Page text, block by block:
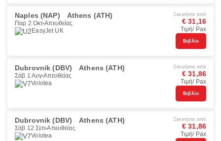
Naples (NAP) Athens (ATH)
Παρ 2 Οκτ Απευθείας
EasyJet UK
Ξεκινήστε από
€ 31,16
Τιμή/ Pax
Βιβλίο
Dubrovnik (DBV) Athens (ATH)
Σάβ 1 Αυγ Απευθείας
Volotea
Ξεκινήστε από
€ 31,86
Τιμή/ Pax
Βιβλίο
Dubrovnik (DBV) Athens (ATH)
Σάβ 12 Σεπ Απευθείας
Volotea
Ξεκινήστε από
€ 31,86
Τιμή/ Pax